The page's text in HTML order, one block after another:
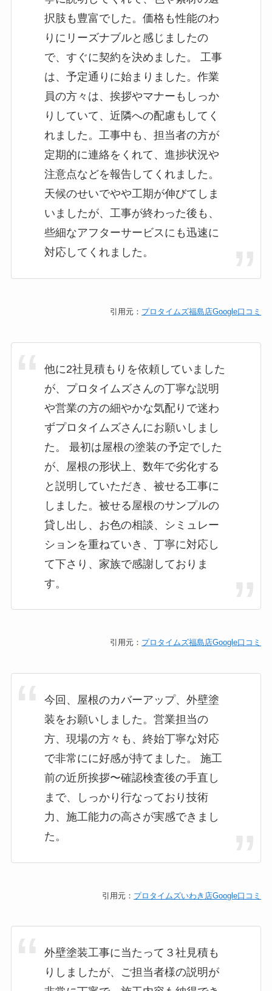
択肢も豊富でした。価格も性能のわ
りにリーズナブルと感じましたの
で、すぐに契約を決めました。 工事
は、予定通りに始まりました。作業
員の方々は、挨拶やマナーもしっか
りしていて、近隣への配慮もしてく
れました。工事中も、担当者の方が
定期的に連絡をくれて、進捗状況や
注意点などを報告してくれました。
天候のせいでやや工期が伸びてしま
いましたが、工事が終わった後も、
些細なアフターサービスにも迅速に
対応してくれました。
引用元： プロタイムズ福島店Google口コミ
他に2社見積もりを依頼していました
が、プロタイムズさんの丁寧な説明
や営業の方の細やかな気配りで迷わ
ずプロタイムズさんにお願いしまし
た。 最初は屋根の塗装の予定でした
が、屋根の形状上、数年で劣化する
と説明していただき、被せる工事に
しました。被せる屋根のサンプルの
貸し出し、お色の相談、シミュレー
ションを重ねていき、丁寧に対応し
て下さり、家族で感謝しておりま
す。
引用元： プロタイムズ福島店Google口コミ
今回、屋根のカバーアップ、外壁塗
装をお願いしました。営業担当の
方、現場の方々も、終始丁寧な対応
で非常にに好感が持てました。 施工
前の近所挨拶〜確認検査後の手直し
まで、しっかり行なっており技術
力、施工能力の高さが実感できまし
た。
引用元： プロタイムズいわき店Google口コミ
外壁塗装工事に当たって３社見積も
りしましたが、ご担当者様の説明が